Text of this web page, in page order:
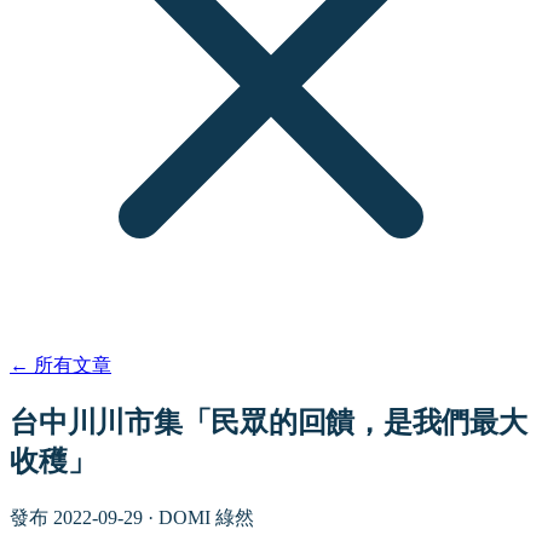
← 所有文章
台中川川市集「民眾的回饋，是我們最大
收穫」
發布 2022-09-29 · DOMI 綠然